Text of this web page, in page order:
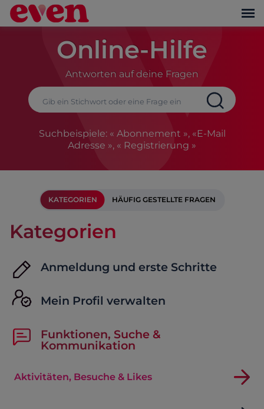
Online-Hilfe
Antworten auf deine Fragen
Suchbeispiele: « Abonnement », «E-Mail
Adresse », « Registrierung »
KATEGORIEN HÄUFIG GESTELLTE FRAGEN
Kategorien
Anmeldung und erste Schritte
Mein Profil verwalten
Funktionen, Suche &
Kommunikation
Aktivitäten, Besuche & Likes